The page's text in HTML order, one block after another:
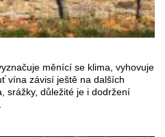
měnící se klima, vyhovuje
vína závisí ještě na dalších
srážky, důležité je i dodržení